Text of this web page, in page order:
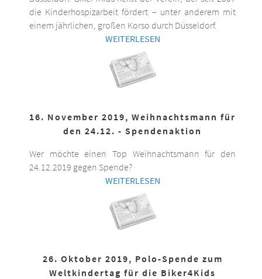
die Kinderhospizarbeit fördert – unter anderem mit
einem jährlichen, großen Korso durch Düsseldorf.
WEITERLESEN
16. November 2019, Weihnachtsmann für
den 24.12. - Spendenaktion
Wer möchte einen Top Weihnachtsmann für den
24.12.2019 gegen Spende?
WEITERLESEN
26. Oktober 2019, Polo-Spende zum
Weltkindertag für die Biker4Kids